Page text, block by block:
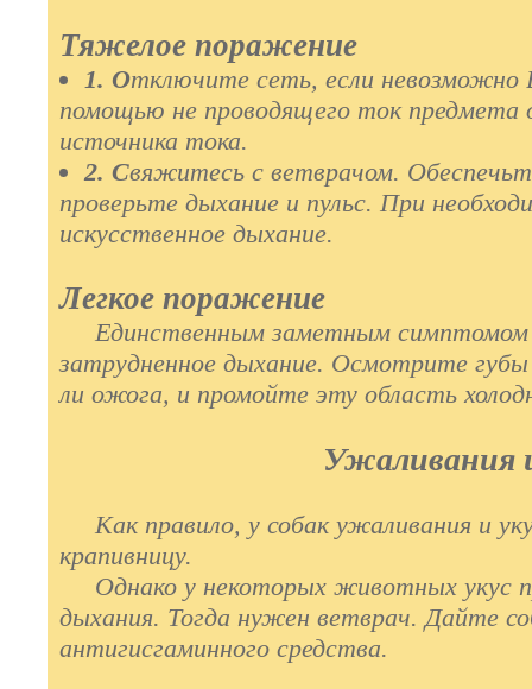
Тяжелое поражение
1. Отключите сеть, если невозможно
помощью не проводящего ток предмета
источника тока.
2. Свяжитесь с ветврачом.
проверьте дыхание и пульс. При
искусственное дыхание.
Легкое поражение
Единственным заметным
затрудненное дыхание. Осмотрите
ли ожога, и промойте эту область
Ужаливания
Как правило, у собак ужаливания и
крапивницу.
Однако у некоторых животных укус
дыхания. Тогда нужен ветврач. Дайте
антигисгаминного средства.